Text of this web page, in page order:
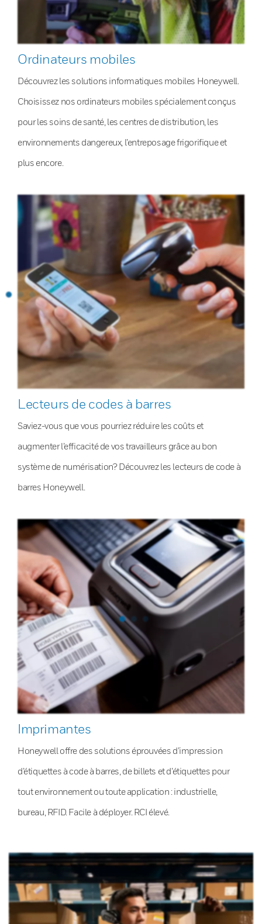
Ordinateurs mobiles
Découvrez les solutions informatiques mobiles Honeywell.
Choisissez nos ordinateurs mobiles spécialement conçus
pour les soins de santé, les centres de distribution, les
environnements dangereux, l’entreposage frigorifique et
plus encore.
Lecteurs de codes à barres
Saviez-vous que vous pourriez réduire les coûts et
augmenter l’efficacité de vos travailleurs grâce au bon
système de numérisation? Découvrez les lecteurs de code à
barres Honeywell.
Imprimantes
Honeywell offre des solutions éprouvées d’impression
d’étiquettes à code à barres, de billets et d’étiquettes pour
tout environnement ou toute application : industrielle,
bureau, RFID. Facile à déployer. RCI élevé.